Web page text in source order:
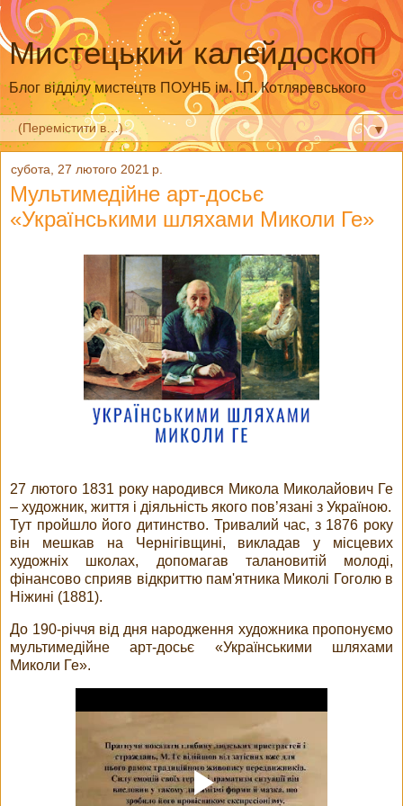
Мистецький калейдоскоп
Блог відділу мистецтв ПОУНБ ім. І.П. Котляревського
▼
субота, 27 лютого 2021 р.
Мультимедійне арт-досьє
«Українськими шляхами Миколи Ге»
27 лютого 1831 року народився Микола Миколайович Ге
– художник, життя і діяльність якого пов’язані з Україною.
Тут пройшло його дитинство. Тривалий час, з 1876 року
він мешкав на Чернігівщині, викладав у місцевих
художніх школах, допомагав талановитій молоді,
фінансово сприяв відкриттю пам'ятника Миколі Гоголю в
Ніжині (1881).
До 190-річчя від дня народження художника пропонуємо
мультимедійне арт-досьє «Українськими шляхами
Миколи Ге».